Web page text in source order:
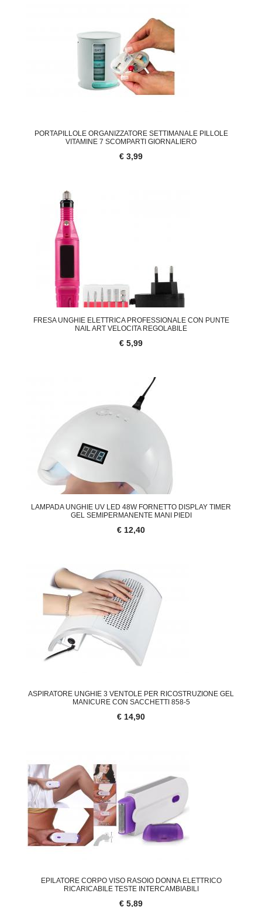
PORTAPILLOLE ORGANIZZATORE SETTIMANALE PILLOLE
VITAMINE 7 SCOMPARTI GIORNALIERO
€ 3,99
FRESA UNGHIE ELETTRICA PROFESSIONALE CON PUNTE
NAIL ART VELOCITA REGOLABILE
€ 5,99
LAMPADA UNGHIE UV LED 48W FORNETTO DISPLAY TIMER
GEL SEMIPERMANENTE MANI PIEDI
€ 12,40
ASPIRATORE UNGHIE 3 VENTOLE PER RICOSTRUZIONE GEL
MANICURE CON SACCHETTI 858-5
€ 14,90
EPILATORE CORPO VISO RASOIO DONNA ELETTRICO
RICARICABILE TESTE INTERCAMBIABILI
€ 5,89